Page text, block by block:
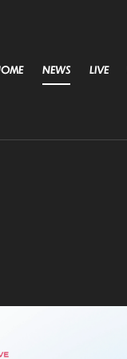
NEWS LIVE